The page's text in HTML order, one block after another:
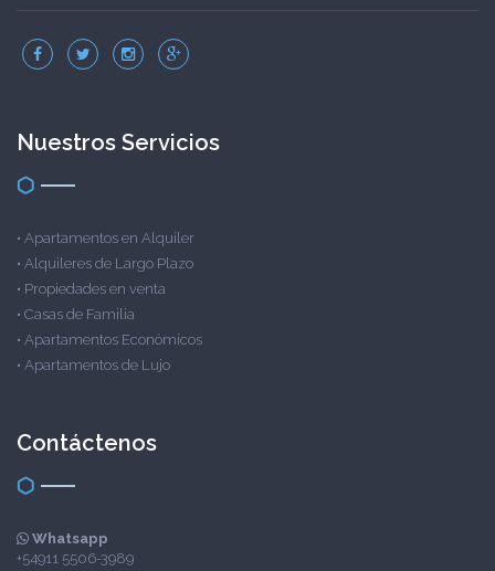
Nuestros Servicios
• Apartamentos en Alquiler
• Alquileres de Largo Plazo
• Propiedades en venta
• Casas de Familia
• Apartamentos Económicos
• Apartamentos de Lujo
Contáctenos
Whatsapp
+54911 5506-3989